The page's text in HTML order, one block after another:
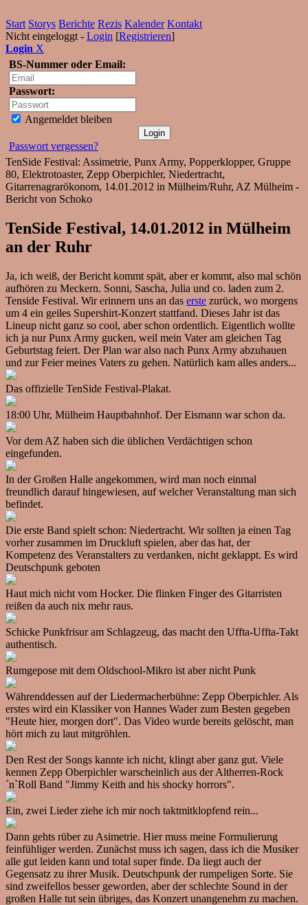
Start Storys Berichte Rezis Kalender Kontakt
Nicht eingeloggt - Login [Registrieren]
Login X
BS-Nummer oder Email:
Passwort:
Angemeldet bleiben
Passwort vergessen?
TenSide Festival: Assimetrie, Punx Army, Popperklopper, Gruppe
80, Elektrotoaster, Zepp Oberpichler, Niedertracht,
Gitarrenagrarökonom, 14.01.2012 in Mülheim/Ruhr, AZ Mülheim -
Bericht von Schoko
TenSide Festival, 14.01.2012 in Mülheim
an der Ruhr
Ja, ich weiß, der Bericht kommt spät, aber er kommt, also mal schön
aufhören zu Meckern. Sonni, Sascha, Julia und co. laden zum 2.
Tenside Festival. Wir erinnern uns an das erste zurück, wo morgens
um 4 ein geiles Supershirt-Konzert stattfand. Dieses Jahr ist das
Lineup nicht ganz so cool, aber schon ordentlich. Eigentlich wollte
ich ja nur Punx Army gucken, weil mein Vater am gleichen Tag
Geburtstag feiert. Der Plan war also nach Punx Army abzuhauen
und zur Feier meines Vaters zu gehen. Natürlich kam alles anders...
Das offizielle TenSide Festival-Plakat.
18:00 Uhr, Mülheim Hauptbahnhof. Der Eismann war schon da.
Vor dem AZ haben sich die üblichen Verdächtigen schon
eingefunden.
In der Großen Halle angekommen, wird man noch einmal
freundlich darauf hingewiesen, auf welcher Veranstaltung man sich
befindet.
Die erste Band spielt schon: Niedertracht. Wir sollten ja einen Tag
vorher zusammen im Druckluft spielen, aber das hat, der
Kompetenz des Veranstalters zu verdanken, nicht geklappt. Es wird
Deutschpunk geboten
Haut mich nicht vom Hocker. Die flinken Finger des Gitarristen
reißen da auch nix mehr raus.
Schicke Punkfrisur am Schlagzeug, das macht den Uffta-Uffta-Takt
authentisch.
Rumgepose mit dem Oldschool-Mikro ist aber nicht Punk
Währenddessen auf der Liedermacherbühne: Zepp Oberpichler. Als
erstes wird ein Klassiker von Hannes Wader zum Besten gegeben
"Heute hier, morgen dort". Das Video wurde bereits gelöscht, man
hört mich zu laut mitgröhlen.
Den Rest der Songs kannte ich nicht, klingt aber ganz gut. Viele
kennen Zepp Oberpichler warscheinlich aus der Altherren-Rock
´n`Roll Band "Jimmy Keith and his shocky horrors".
Ein, zwei Lieder ziehe ich mir noch taktmitklopfend rein...
Dann gehts rüber zu Asimetrie. Hier muss meine Formulierung
feinfühliger werden. Zunächst muss ich sagen, dass ich die Musiker
alle gut leiden kann und total super finde. Da liegt auch der
Gegensatz zu ihrer Musik. Deutschpunk der rumpeligen Sorte. Sie
sind zweifellos besser geworden, aber der schlechte Sound in der
großen Halle tut sein übriges, das Konzert unangenehm zu machen.